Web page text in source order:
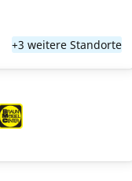
+3 weitere Standorte